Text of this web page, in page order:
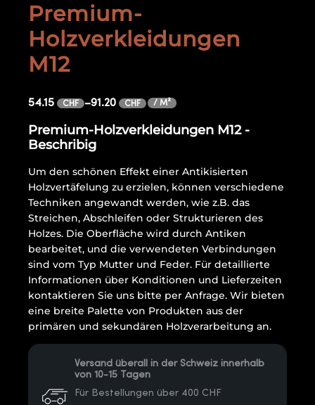
Premium-
Holzverkleidungen
M12
54.15 CHF –91.20 CHF / M²
Premium-Holzverkleidungen M12 -
Beschribig
Um den schönen Effekt einer Antikisierten
Holzvertäfelung zu erzielen, können verschiedene
Techniken angewandt werden, wie z.B. das
Streichen, Abschleifen oder Strukturieren des
Holzes. Die Oberfläche wird durch Antiken
bearbeitet, und die verwendeten Verbindungen
sind vom Typ Mutter und Feder. Für detaillierte
Informationen über Konditionen und Lieferzeiten
kontaktieren Sie uns bitte per Anfrage. Wir bieten
eine breite Palette von Produkten aus der
primären und sekundären Holzverarbeitung an.
Versand überall in der Schweiz innerhalb
von 10-15 Tagen
Für Bestellungen über 400 CHF